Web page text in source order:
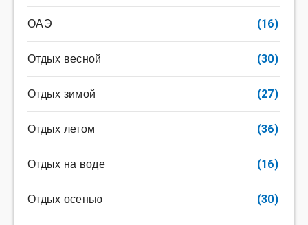
ОАЭ (16)
Отдых весной (30)
Отдых зимой (27)
Отдых летом (36)
Отдых на воде (16)
Отдых осенью (30)